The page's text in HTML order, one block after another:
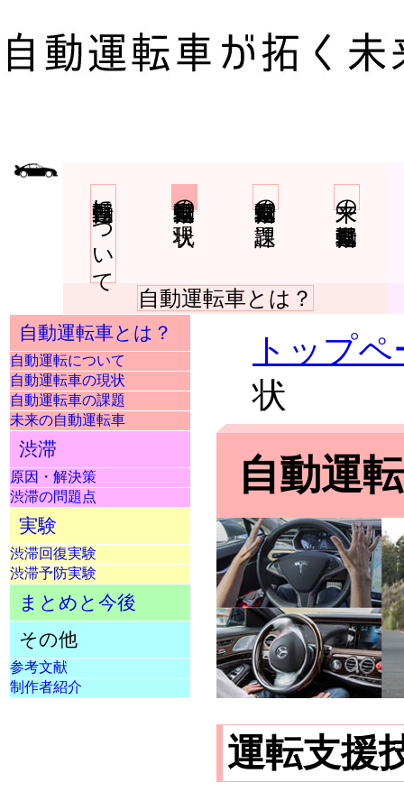
自動運転について 自動運転車の現状 自動運転車の課題 未来の自動運転車
自動運転車とは？
自動運転車とは？
自動運転について
自動運転車の現状
自動運転車の課題
未来の自動運転車
渋滞
原因・解決策
渋滞の問題点
実験
渋滞回復実験
渋滞予防実験
まとめと今後
その他
参考文献
制作者紹介
トップ
状
自動運
運転支援